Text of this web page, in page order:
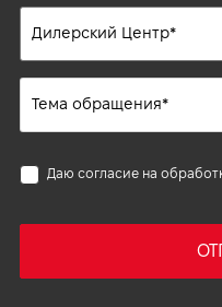
Даю согласие на